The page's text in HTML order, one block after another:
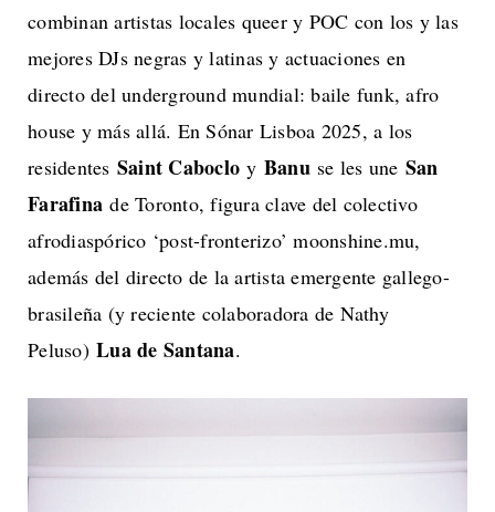
combinan artistas locales queer y POC con los y las
mejores DJs negras y latinas y actuaciones en
directo del underground mundial: baile funk, afro
house y más allá. En Sónar Lisboa 2025, a los
residentes Saint Cabocloy Banu se les une San
Farafinade Toronto, figura clave del colectivo
afrodiaspórico ‘post-fronterizo’ moonshine.mu,
además del directo de la artista emergente gallego-
brasileña (y reciente colaboradora de Nathy
Peluso) Lua de Santana.